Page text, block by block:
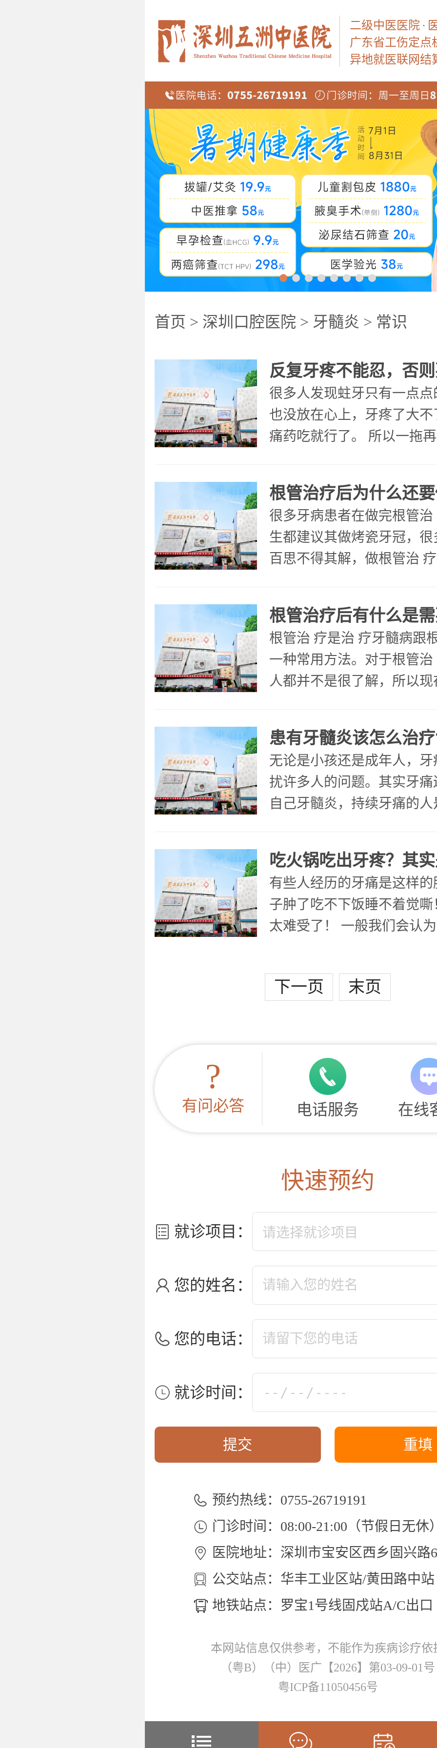
二级中医医院 ·
广东省工伤定点
异地就医联网结
首页 > 深圳口腔医院 > 牙髓炎 > 常识
很多人发现蛀牙只有一点
也没放在心上，牙疼了大
痛药吃就行了。 所以一拖
很多牙病患者在做完根管治
生都建议其做烤瓷牙冠，
百思不得其解，做根管治
根管治 疗是治 疗牙髓病跟
一种常用方法。对于根管治
人都并不是很了解，所以
患有牙髓炎该怎么治
无论是小孩还是成年人，
扰许多人的问题。其实牙
自己牙髓炎，持续牙痛的
有些人经历的牙痛是这样
子肿了吃不下饭睡不着觉
太难受了！ 一般我们会认
起
下一页 末页
?
有问必答 电话服务 在线
快速预约
就诊项目：
您的姓名：
您的电话：
就诊时间：
预约热线：0755-26719191
门诊时间：08:00-21:00（节假日无休
医院地址：深圳市宝安区西乡固兴路
公交站点：华丰工业区站/黄田路中站
地铁站点：罗宝1号线固戍站A/C出口
本网站信息仅供参考，不能作为疾病诊疗依
（粤B）（中）医广【2026】第03-09-01号
粤ICP备11050456号